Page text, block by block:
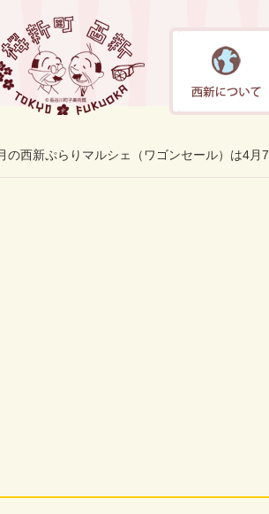
の西新ぷらりマルシェ（ワゴンセール）は4月